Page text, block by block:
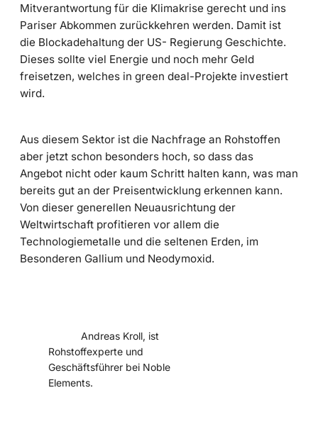
Mitverantwortung für die Klimakrise gerecht und ins
Pariser Abkommen zurückkehren werden. Damit ist
die Blockadehaltung der US- Regierung Geschichte.
Dieses sollte viel Energie und noch mehr Geld
freisetzen, welches in green deal-Projekte investiert
wird.
Aus diesem Sektor ist die Nachfrage an Rohstoffen
aber jetzt schon besonders hoch, so dass das
Angebot nicht oder kaum Schritt halten kann, was man
bereits gut an der Preisentwicklung erkennen kann.
Von dieser generellen Neuausrichtung der
Weltwirtschaft profitieren vor allem die
Technologiemetalle und die seltenen Erden, im
Besonderen Gallium und Neodymoxid.
Andreas Kroll, ist
Rohstoffexperte und
Geschäftsführer bei Noble
Elements.